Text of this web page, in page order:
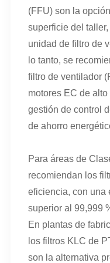
(FFU) son la
superficie del
unidad de filtro de
lo tanto, se
filtro de ventilador
motores EC de
gestión de control
de ahorro
Para áreas de
recomiendan los
eficiencia, con una
superior al 99,999
En plantas de
los filtros KLC de
son la alternativa